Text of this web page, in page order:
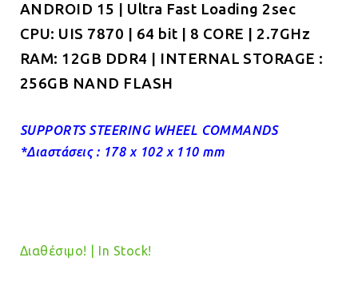
€599.00.είναι:
€579.00.
ANDROID 15 | Ultra Fast Loading 2sec
CPU: UIS 7870 | 64 bit | 8 CORE | 2.7GHz
RAM: 12GB DDR4 | INTERNAL STORAGE :
256GB NAND FLASH
SUPPORTS STEERING WHEEL COMMANDS
*Διαστάσεις : 178 x 102 x 110 mm
Διαθέσιμο! | In Stock!